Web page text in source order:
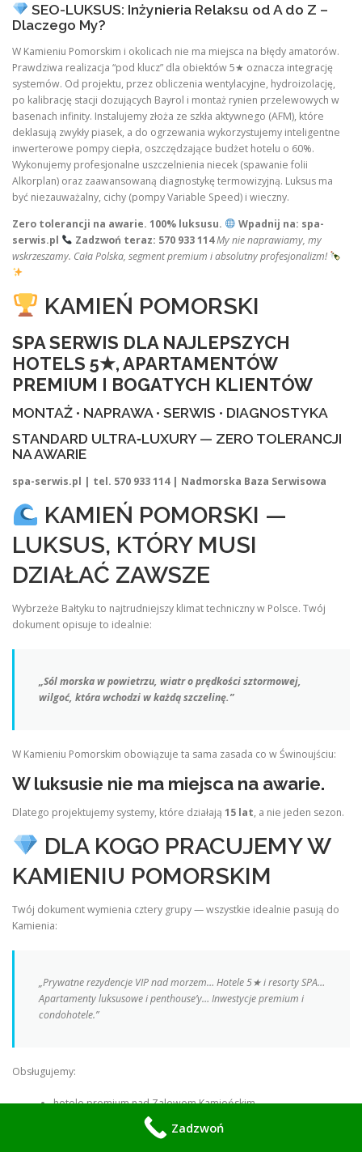
SEO-LUKSUS: Inżynieria Relaksu od A do Z –
Dlaczego My?
W Kamieniu Pomorskim i okolicach nie ma miejsca na błędy amatorów.
Prawdziwa realizacja “pod klucz” dla obiektów 5★ oznacza integrację
systemów. Od projektu, przez obliczenia wentylacyjne, hydroizolację,
po kalibrację stacji dozujących Bayrol i montaż rynien przelewowych w
basenach infinity. Instalujemy złoża ze szkła aktywnego (AFM), które
deklasują zwykły piasek, a do ogrzewania wykorzystujemy inteligentne
inwerterowe pompy ciepła, oszczędzające budżet hotelu o 60%.
Wykonujemy profesjonalne uszczelnienia niecek (spawanie folii
Alkorplan) oraz zaawansowaną diagnostykę termowizyjną. Luksus ma
być niezauważalny, cichy (pompy Variable Speed) i wieczny.
Zero tolerancji na awarie. 100% luksusu.
Wpadnij na: spa-
serwis.pl
Zadzwoń teraz: 570 933 114My nie naprawiamy, my
wskrzeszamy. Cała Polska, segment premium i absolutny profesjonalizm!
KAMIEŃ POMORSKI
SPA SERWIS DLA NAJLEPSZYCH
HOTELS 5★, APARTAMENTÓW
PREMIUM I BOGATYCH KLIENTÓW
MONTAŻ • NAPRAWA • SERWIS • DIAGNOSTYKA
STANDARD ULTRA‑LUXURY — ZERO TOLERANCJI
NA AWARIE
spa-serwis.pl | tel. 570 933 114 | Nadmorska Baza Serwisowa
KAMIEŃ POMORSKI —
LUKSUS, KTÓRY MUSI
DZIAŁAĆ ZAWSZE
Wybrzeże Bałtyku to najtrudniejszy klimat techniczny w Polsce. Twój
dokument opisuje to idealnie:
„Sól morska w powietrzu, wiatr o prędkości sztormowej,
wilgoć, która wchodzi w każdą szczelinę.”
W Kamieniu Pomorskim obowiązuje ta sama zasada co w Świnoujściu:
W luksusie nie ma miejsca na awarie.
Dlatego projektujemy systemy, które działają 15 lat, a nie jeden sezon.
DLA KOGO PRACUJEMY W
KAMIENIU POMORSKIM
Twój dokument wymienia cztery grupy — wszystkie idealnie pasują do
Kamienia:
„Prywatne rezydencje VIP nad morzem… Hotele 5★ i resorty SPA…
Apartamenty luksusowe i penthouse’y… Inwestycje premium i
condohotele.”
Obsługujemy:
hotele premium nad Zalewem Kamieńskim
apartamenty inwestycyjne i condohotele
Zadzwoń